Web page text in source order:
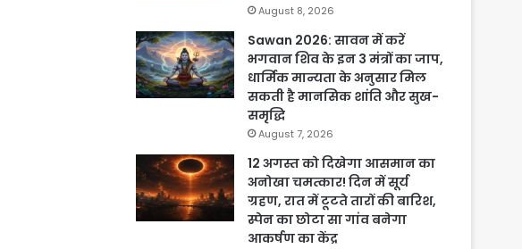
August 8, 2026
Sawan 2026: सावन में करें
भगवान शिव के इन 3 मंत्रों का जाप,
धार्मिक मान्यता के अनुसार मिल
सकती है मानसिक शांति और सुख-
समृद्धि
August 7, 2026
12 अगस्त को दिखेगा आसमान का
अनोखा चमत्कार! दिन में सूर्य
ग्रहण, रात में टूटते तारों की बारिश,
स्पेन का छोटा सा गांव बनेगा
आकर्षण का केंद्र